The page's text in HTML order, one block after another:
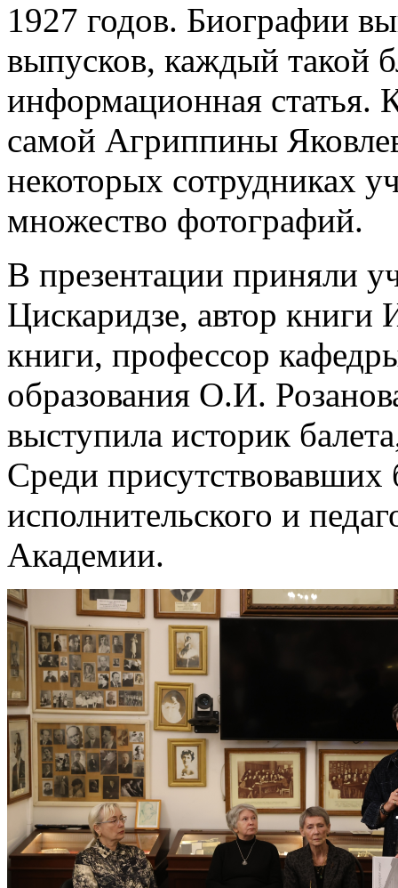
1927 годов. Биографии
выпусков, каждый такой
информационная статья.
самой Агриппины
некоторых сотрудниках
множество фотографий.
В презентации приняли
Цискаридзе, автор
книги, профессор
образования О.И.
выступила историк
Среди присутствовавших
исполнительского и
Академии.